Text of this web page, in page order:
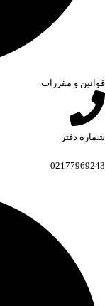
قوانین و مقررات
شماره دفتر
02177969243